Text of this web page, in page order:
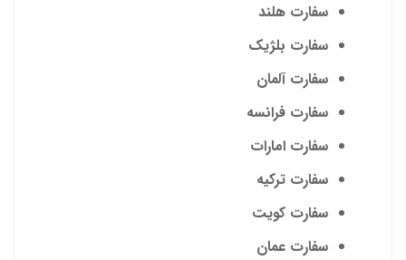
سفارت هلند
سفارت بلژیک
سفارت آلمان
سفارت فرانسه
سفارت امارات
سفارت ترکیه
سفارت کویت
سفارت عمان